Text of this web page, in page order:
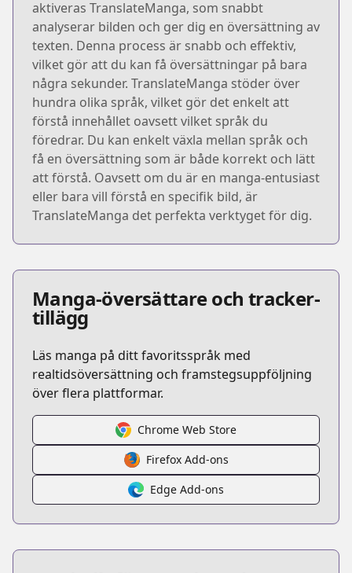
aktiveras TranslateManga, som snabbt
analyserar bilden och ger dig en översättning av
texten. Denna process är snabb och effektiv,
vilket gör att du kan få översättningar på bara
några sekunder. TranslateManga stöder över
hundra olika språk, vilket gör det enkelt att
förstå innehållet oavsett vilket språk du
föredrar. Du kan enkelt växla mellan språk och
få en översättning som är både korrekt och lätt
att förstå. Oavsett om du är en manga-entusiast
eller bara vill förstå en specifik bild, är
TranslateManga det perfekta verktyget för dig.
Manga-översättare och tracker-
tillägg
Läs manga på ditt favoritsspråk med
realtidsöversättning och framstegsuppföljning
över flera plattformar.
Chrome Web Store
Firefox Add-ons
Edge Add-ons